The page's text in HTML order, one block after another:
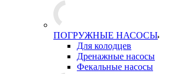
ПОГРУЖНЫЕ НАСОСЫ
Для колодцев
Дренажные насосы
Фекальные насосы